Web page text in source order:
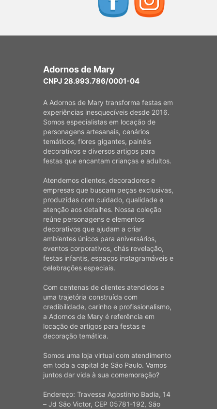
Adornos de Mary
CNPJ 28.993.786/0001-04
A Adornos de Mary transforma festas em
experiências inesquecíveis desde 2016.
Somos especialistas em locação de
personagens artesanais, cenários
temáticos, flores gigantes, painéis
decorativos e diversos artigos para
festas que encantam crianças e adultos.
Atendemos clientes, decoradores e
empresas que buscam peças exclusivas,
produzidas com cuidado, qualidade e
atenção aos detalhes. Nossa coleção
reúne personagens e elementos
decorativos que ajudam a criar
ambientes únicos para aniversários,
eventos corporativos, chás revelação,
festas infantis, espaços instagramáveis e
celebrações especiais.
Com centenas de clientes atendidos e
uma trajetória construída com
credibilidade, carinho e profissionalismo,
a Adornos de Mary é referência em
locação de artigos para festas e
decoração temática.
Somos uma loja virtual com atendimento
em toda a capital de São Paulo. Vamos
juntos dar vida à sua comemoração?
Endereço: Travessa Agostinho Badia, 14
– Jd São Victor, CEP 05781-192, São